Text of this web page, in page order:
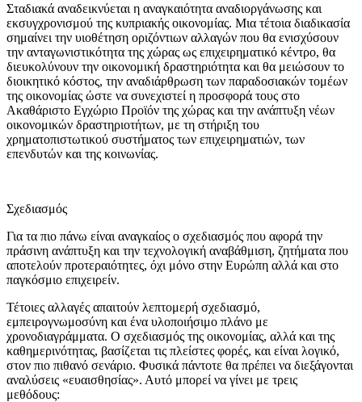
Σταδιακά αναδεικνύεται η αναγκαιότητα αναδιοργάνωσης και
εκσυγχρονισμού της κυπριακής οικονομίας. Μια τέτοια διαδικασία
σημαίνει την υιοθέτηση οριζόντιων αλλαγών που θα ενισχύσουν
την ανταγωνιστικότητα της χώρας ως επιχειρηματικό κέντρο, θα
διευκολύνουν την οικονομική δραστηριότητα και θα μειώσουν το
διοικητικό κόστος, την αναδιάρθρωση των παραδοσιακών τομέων
της οικονομίας ώστε να συνεχιστεί η προσφορά τους στο
Ακαθάριστο Εγχώριο Προϊόν της χώρας και την ανάπτυξη νέων
οικονομικών δραστηριοτήτων, με τη στήριξη του
χρηματοπιστωτικού συστήματος των επιχειρηματιών, των
επενδυτών και της κοινωνίας.
Σχεδιασμός
Για τα πιο πάνω είναι αναγκαίος ο σχεδιασμός που αφορά την
πράσινη ανάπτυξη και την τεχνολογική αναβάθμιση, ζητήματα που
αποτελούν προτεραιότητες, όχι μόνο στην Ευρώπη αλλά και στο
παγκόσμιο επιχειρείν.
Τέτοιες αλλαγές απαιτούν λεπτομερή σχεδιασμό,
εμπειρογνωμοσύνη και ένα υλοποιήσιμο πλάνο με
χρονοδιαγράμματα. Ο σχεδιασμός της οικονομίας, αλλά και της
καθημερινότητας, βασίζεται τις πλείστες φορές, και είναι λογικό,
στον πιο πιθανό σενάριο. Φυσικά πάντοτε θα πρέπει να διεξάγονται
αναλύσεις «ευαισθησίας». Αυτό μπορεί να γίνει με τρεις
μεθόδους: